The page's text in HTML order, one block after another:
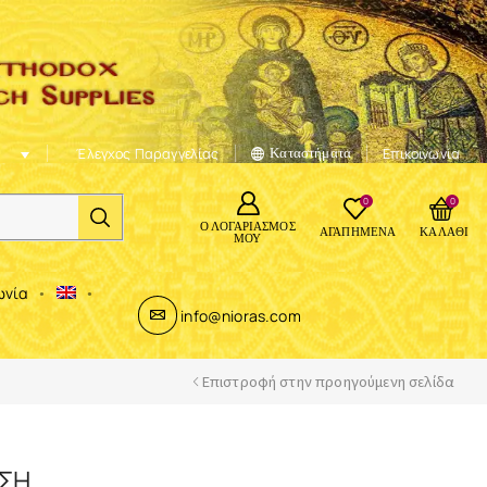
Έλεγχος Παραγγελίας Καταστήματα Επικοινωνία
Ο ΛΟΓΑΡΙΑΣΜΌΣ
ΜΟΥ
0
ΑΓΑΠΗΜΈΝΑ
0
ΚΑΛΆΘΙ
info@nioras.com
Επιστροφή στην προηγούμενη σελίδα